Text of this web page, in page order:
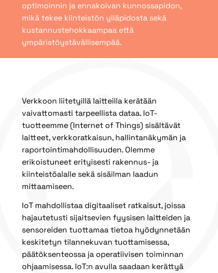
optimoinnin ja ennakoivan kunnossapidon,
mikä tekee kiinteistön ylläpidosta sekä
kustannustehokkaampaa että
ympäristöystävällisempää.
Verkkoon liitetyillä laitteilla kerätään
vaivattomasti tarpeellista dataa. IoT-
tuotteemme (Internet of Things) sisältävät
laitteet, verkkoratkaisun, hallintanäkymän ja
raportointimahdollisuuden. Olemme
erikoistuneet erityisesti rakennus- ja
kiinteistöalalle sekä sisäilman laadun
mittaamiseen.
IoT mahdollistaa digitaaliset ratkaisut, joissa
hajautetusti sijaitsevien fyysisen laitteiden ja
sensoreiden tuottamaa tietoa hyödynnetään
keskitetyn tilannekuvan tuottamisessa,
päätöksenteossa ja operatiivisen toiminnan
ohjaamisessa. IoT:n avulla saadaan kerättyä